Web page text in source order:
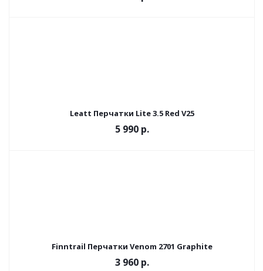
Leatt Перчатки Lite 3.5 Red V25
5 990 р.
Finntrail Перчатки Venom 2701 Graphite
3 960 р.